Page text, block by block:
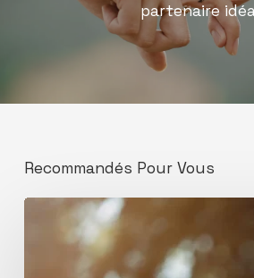
partenaire
Recommandés Pour Vous
Trouver
partenaire